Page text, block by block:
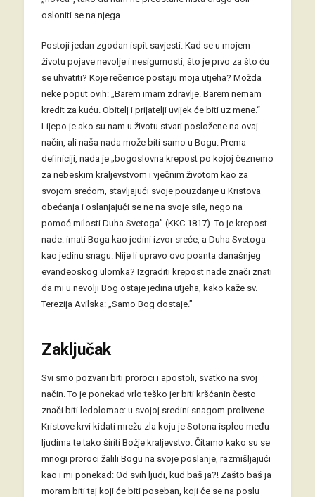
osloniti se na njega.
Postoji jedan zgodan ispit savjesti. Kad se u mojem
životu pojave nevolje i nesigurnosti, što je prvo za što ću
se uhvatiti? Koje rečenice postaju moja utjeha? Možda
neke poput ovih: „Barem imam zdravlje. Barem nemam
kredit za kuću. Obitelj i prijatelji uvijek će biti uz mene.“
Lijepo je ako su nam u životu stvari posložene na ovaj
način, ali naša nada može biti samo u Bogu. Prema
definiciji, nada je „bogoslovna krepost po kojoj čeznemo
za nebeskim kraljevstvom i vječnim životom kao za
svojom srećom, stavljajući svoje pouzdanje u Kristova
obećanja i oslanjajući se ne na svoje sile, nego na
pomoć milosti Duha Svetoga” (KKC 1817). To je krepost
nade: imati Boga kao jedini izvor sreće, a Duha Svetoga
kao jedinu snagu. Nije li upravo ovo poanta današnjeg
evanđeoskog ulomka? Izgraditi krepost nade znači znati
da mi u nevolji Bog ostaje jedina utjeha, kako kaže sv.
Terezija Avilska: „Samo Bog dostaje.”
Zaključak
Svi smo pozvani biti proroci i apostoli, svatko na svoj
način. To je ponekad vrlo teško jer biti kršćanin često
znači biti ledolomac: u svojoj sredini snagom prolivene
Kristove krvi kidati mrežu zla koju je Sotona ispleo među
ljudima te tako širiti Božje kraljevstvo. Čitamo kako su se
mnogi proroci žalili Bogu na svoje poslanje, razmišljajući
kao i mi ponekad: Od svih ljudi, kud baš ja?! Zašto baš ja
moram biti taj koji će biti poseban, koji će se na poslu